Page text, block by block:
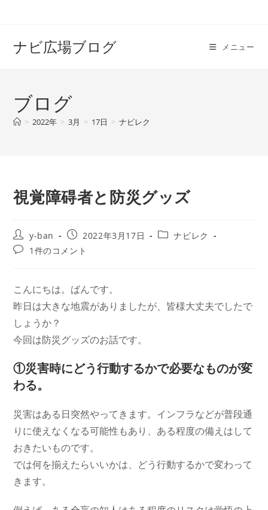
ナビ広場ブログ メニュー
ブログ
> 2022年 > 3月 > 17日 > ナビレク
視覚障碍者と防災グッズ
投
稿
者:
y-ban
投
稿
公
2022年3月17日
投
ー:
ナビレク
投
メ
ン
ト:
1件のコメント
こんにちは。ばんです。
昨日は大きな地震がありましたが、皆様大丈夫でしたで
しょうか？
今回は防災グッズのお話です。
①災害時にどう行動するかで必要なものが変
わる。
災害はある日突然やってきます。インフラなどが普段通
りに使えなくなる可能性もあり、ある程度の備えはして
おきたいものです。
では何を揃えたらいいかは、どう行動するかで変わって
きます。